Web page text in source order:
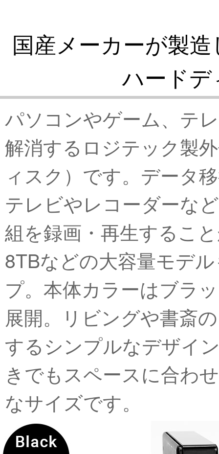
国産メーカーが製
ハード
パソコンやゲーム、テ
解消するロジテック製
ィスク）です。データ
テレビやレコーダーな
組を録画・再生するこ
8TBなどの大容量モデ
プ。本体カラーはブラ
展開。リビングや書斎
するシンプルなデザイ
きでもスペースに合わ
なサイズです。